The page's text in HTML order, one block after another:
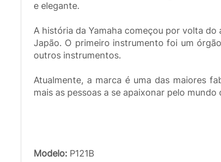
e elegante.
A história da Yamaha começou por volta
Japão. O primeiro instrumento foi um
outros instrumentos.
Atualmente, a marca é uma das maiores
mais as pessoas a se apaixonar pelo mundo
Modelo: P121B